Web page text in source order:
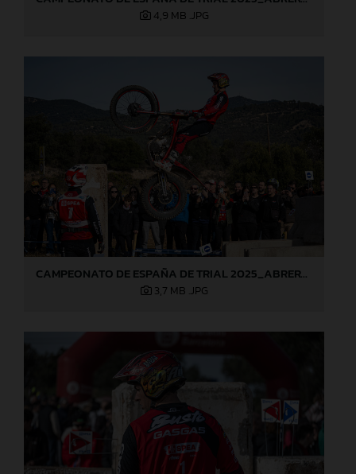
4,9 MB .JPG
CAMPEONATO DE ESPAÑA DE TRIAL 2025_ABRERA (Barcelona), 1ª prueba_Jaime Busto
3,7 MB .JPG